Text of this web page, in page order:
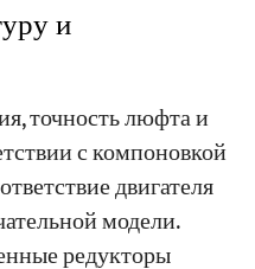
и
точность люфта и
с компоновкой
двигателя
модели.
редукторы